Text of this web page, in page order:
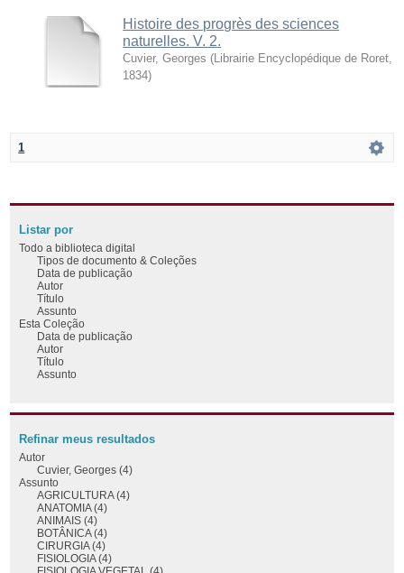
Histoire des progrès des sciences
naturelles. V. 2.
Cuvier, Georges ( Librairie Encyclopédique de Roret
1834)
1
Listar por
Todo a biblioteca digital
Tipos de documento & Coleções
Data de publicação
Autor
Título
Assunto
Esta Coleção
Data de publicação
Autor
Título
Assunto
Refinar meus resultados
Autor
Cuvier, Georges (4)
Assunto
AGRICULTURA (4)
ANATOMIA (4)
ANIMAIS (4)
BOTÂNICA (4)
CIRURGIA (4)
FISIOLOGIA (4)